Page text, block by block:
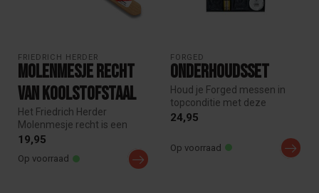
FRIEDRICH HERDER
Molenmesje recht
van koolstofstaal
Het Friedrich Herder
Molenmesje recht is een
klassiek schilmesje van
19,95
Op voorraad
FORGED
Onderhoudsset
Houd je Forged messen in
topconditie met deze
complete onderhoudsset.
24,95
Op voorraad